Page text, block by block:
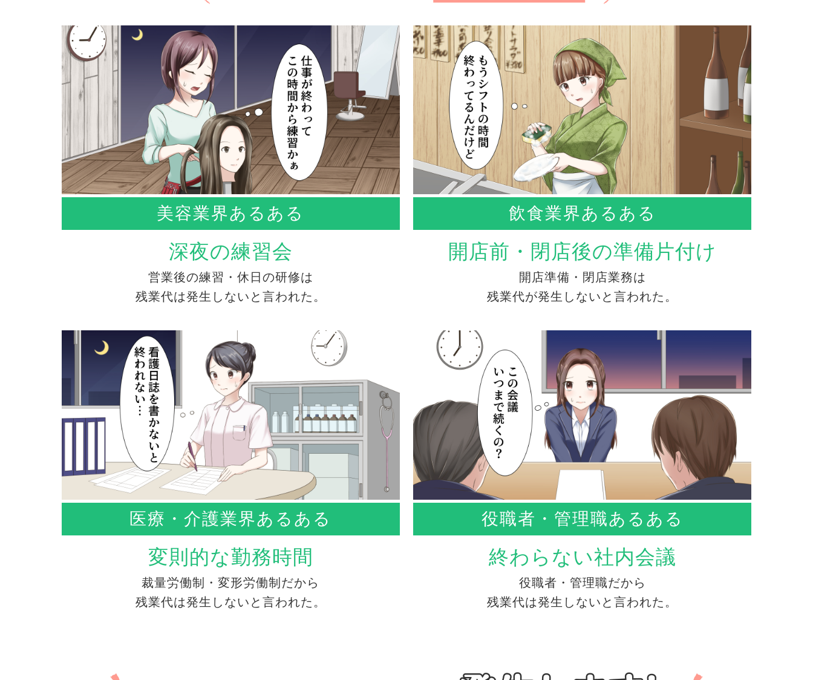
美容業界あるある
深夜の練習会
営業後の練習・休日の研修は
残業代は発生しないと言われた。
飲食業界あるある
開店前・閉店後の準備片付け
開店準備・閉店業務は
残業代が発生しないと言われた。
医療・介護業界あるある
変則的な勤務時間
裁量労働制・変形労働制だから
残業代は発生しないと言われた。
役職者・管理職あるある
終わらない社内会議
役職者・管理職だから
残業代は発生しないと言われた。